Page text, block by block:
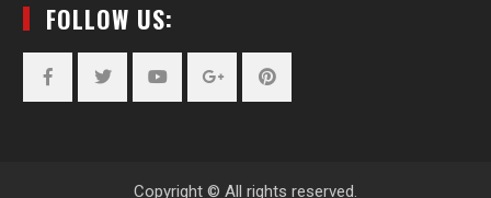
FOLLOW US:
Copyright © All rights reserved.